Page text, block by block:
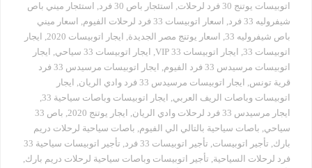
اتوبيسات يوتنج 30 فرد لرحلات
, استئجار باص 30 فرد , استئجار ميني باص
شيفروليه 33 فرد
, اسعار اتوبيسات 33 فرد لرحلات الفيوم , اسعار ميني
باص شيفروليه 33
, اسعار يوتنج مصر الجديدة, ايجار اتوبيسات 2020 , ايجار
اتوبيسات 33
, ايجار اتوبيسات 33 VIP , ايجار اتوبيسات 33 سياحي , ايجار
اتوبيسات مرسيدس 33 فرد الفيوم
,
ايجار اتوبيسات مرسيدس 33 فرد
قرية تونس, ايجار اتوبيسات مرسيدس 33 فرد وادي الريان , ايجار
اتوبيسات وباصات الريف العربي, ايجار اتوبيسات وباصات سياحية 33
,
ايجار مرسيدس 33 فرد لرحلات وادي الريان
, ايجار يوتنج 2020 ,
باص 33
سياحي, باصات سياحية بالتالي الي الفيوم, باصات سياحية لرحلات دريم
بارك, تأجير اتوبيسات, تأجير اتوبيسات 33 فرد ,
تأجير اتوبيسات سياحية 33
فرد لرحلات السياحية, تأجير اتوبيسات وباصات سياحية لرحلات دريم بارك,